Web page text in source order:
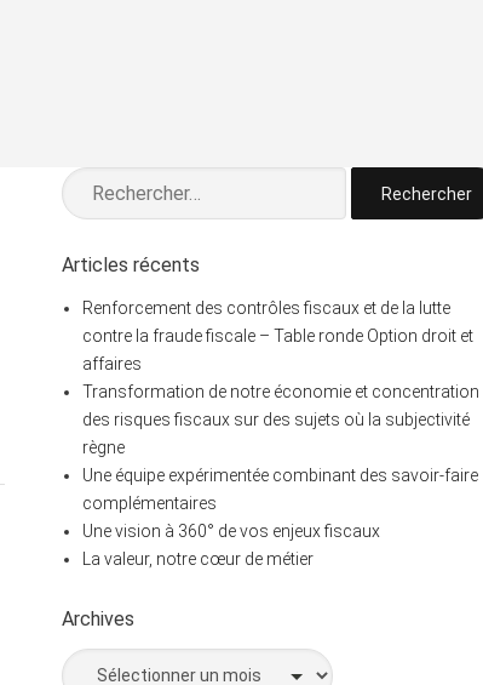
Rechercher :
Articles récents
Renforcement des contrôles fiscaux et de la lutte
contre la fraude fiscale – Table ronde Option droit et
affaires
Transformation de notre économie et concentration
des risques fiscaux sur des sujets où la subjectivité
règne
Une équipe expérimentée combinant des savoir-faire
complémentaires
Une vision à 360° de vos enjeux fiscaux
La valeur, notre cœur de métier
Archives
Archives